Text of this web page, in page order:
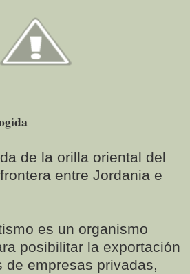
de la orilla oriental del
entre Jordania e
es un organismo
posibilitar la exportación
de empresas privadas,